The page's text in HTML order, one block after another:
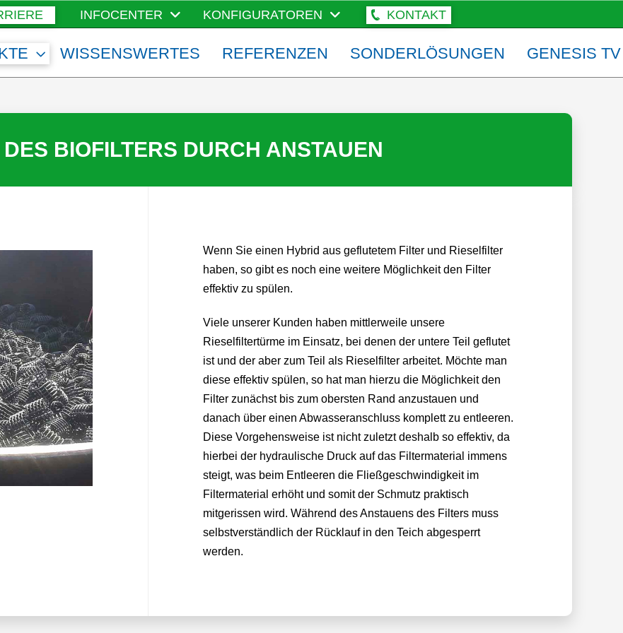
INFOCENTER KONFIGURATOREN KONTAKT
WISSENSWERTES REFERENZEN SONDERLÖSUNGEN GENESIS TV
BIOFILTERS DURCH ANSTAUEN
Wenn Sie einen Hybrid aus geflutetem Filter und Rieselfilter
haben, so gibt es noch eine weitere Möglichkeit den Filter
effektiv zu spülen.
Viele unserer Kunden haben mittlerweile unsere
Rieselfiltertürme im Einsatz, bei denen der untere Teil geflutet
ist und der aber zum Teil als Rieselfilter arbeitet. Möchte man
diese effektiv spülen, so hat man hierzu die Möglichkeit den
Filter zunächst bis zum obersten Rand anzustauen und
danach über einen Abwasseranschluss komplett zu entleeren.
Diese Vorgehensweise ist nicht zuletzt deshalb so effektiv, da
hierbei der hydraulische Druck auf das Filtermaterial immens
steigt, was beim Entleeren die Fließgeschwindigkeit im
Filtermaterial erhöht und somit der Schmutz praktisch
mitgerissen wird. Während des Anstauens des Filters muss
selbstverständlich der Rücklauf in den Teich abgesperrt
werden.